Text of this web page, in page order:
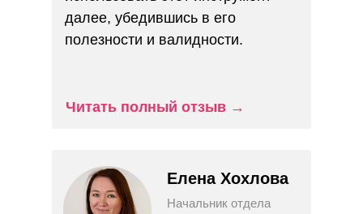
Связаться
Связаться
Связаться
Связаться
Связаться Узнать больше
сценариях
Связаться Узнать больше
далее, убедившись в его
полезности и валидности.
Читать полный отзыв →
Елена Хохлова
Начальник отдела